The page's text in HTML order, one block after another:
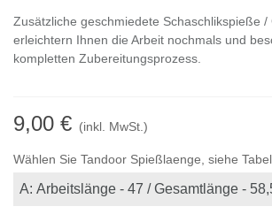
Zusätzliche geschmiedete Schaschlikspieße /
erleichtern Ihnen die Arbeit nochmals und
kompletten Zubereitungsprozess.
9,00 € (inkl. MwSt.)
Wählen Sie Tandoor Spießlaenge, siehe